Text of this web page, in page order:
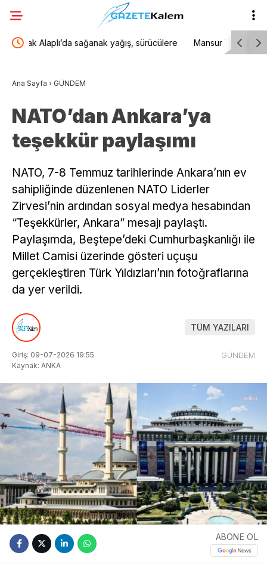
Mansur Yavaş’tan “Çerçeve Yasa” açıklaması: TBMM
Ana Sayfa › GÜNDEM
NATO’dan Ankara’ya
teşekkür paylaşımı
NATO, 7-8 Temmuz tarihlerinde Ankara’nın ev
sahipliğinde düzenlenen NATO Liderler
Zirvesi’nin ardından sosyal medya hesabından
“Teşekkürler, Ankara” mesajı paylaştı.
Paylaşımda, Beştepe’deki Cumhurbaşkanlığı ile
Millet Camisi üzerinde gösteri uçuşu
gerçekleştiren Türk Yıldızları’nın fotoğraflarına
da yer verildi.
TÜM YAZILARI
Giriş: 09-07-2026 19:55
Kaynak: ANKA
GÜNDEM
ABONE OL